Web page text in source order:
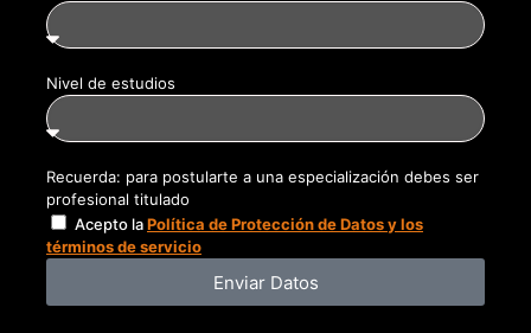
Nivel de estudios
Recuerda: para postularte a una especialización debes ser
profesional titulado
Acepto laPolítica de Protección de Datos y los
términos de servicio
Enviar Datos